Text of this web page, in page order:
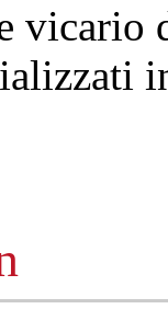
vicario